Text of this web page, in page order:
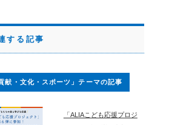
する記事
献・文化・スポーツ」テーマの記事
「ALIAこども応援プロジ